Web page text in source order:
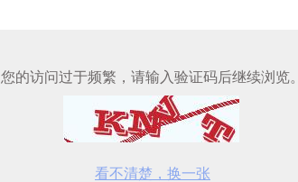
您的访问过于频繁，请输入验证码后继续浏览。
看不清楚，换一张